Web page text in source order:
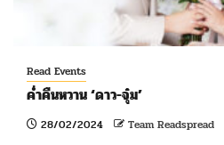
Read Events
ค่ำคืนหวาน ‘ดาว-จุ๋ม’
28/02/2024 Team Readspread